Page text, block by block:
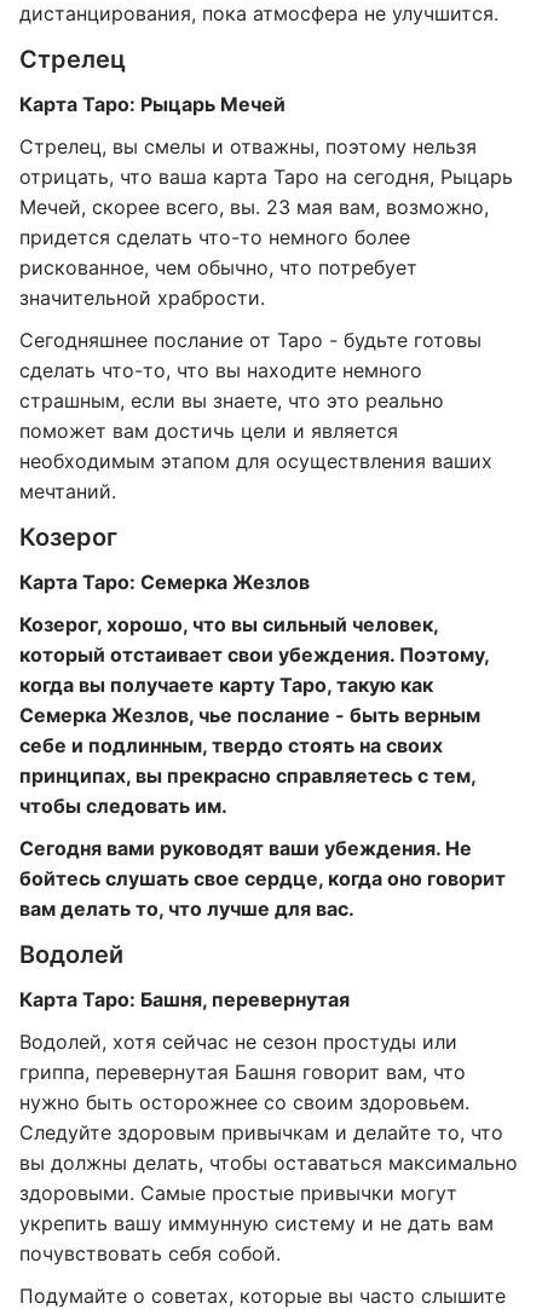
дистанцирования, пока атмосфера не улучшится.
Стрелец
Карта Таро: Рыцарь Мечей
Стрелец, вы смелы и отважны, поэтому нельзя
отрицать, что ваша карта Таро на сегодня, Рыцарь
Мечей, скорее всего, вы. 23 мая вам, возможно,
придется сделать что-то немного более
рискованное, чем обычно, что потребует
значительной храбрости.
Сегодняшнее послание от Таро - будьте готовы
сделать что-то, что вы находите немного
страшным, если вы знаете, что это реально
поможет вам достичь цели и является
необходимым этапом для осуществления ваших
мечтаний.
Козерог
Карта Таро: Семерка Жезлов
Козерог, хорошо, что вы сильный человек,
который отстаивает свои убеждения. Поэтому,
когда вы получаете карту Таро, такую ​​как
Семерка Жезлов, чье послание - быть верным
себе и подлинным, твердо стоять на своих
принципах, вы прекрасно справляетесь с тем,
чтобы следовать им.
Сегодня вами руководят ваши убеждения. Не
бойтесь слушать свое сердце, когда оно говорит
вам делать то, что лучше для вас.
Водолей
Карта Таро: Башня, перевернутая​​​​​​​
Водолей, хотя сейчас не сезон простуды или
гриппа, перевернутая Башня говорит вам, что
нужно быть осторожнее со своим здоровьем.
Следуйте здоровым привычкам и делайте то, что
вы должны делать, чтобы оставаться максимально
здоровыми. Самые простые привычки могут
укрепить вашу иммунную систему и не дать вам
почувствовать себя собой.
Подумайте о советах, которые вы часто слышите